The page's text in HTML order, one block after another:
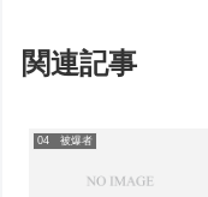
関連記事
04 被爆者